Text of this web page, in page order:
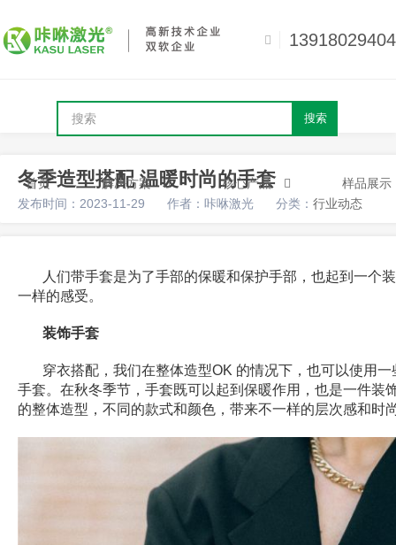
13918029404
搜索
首页 解决方案 核心产品 样品展示
冬季造型搭配 温暖时尚的手套
发布时间：2023-11-29 作者：咔咻激光 分类： 行业动态
人们带手套是为了手部的保暖和保护手部，也起到一个
一样的感受。
装饰手套
穿衣搭配，我们在整体造型OK 的情况下，也可以使用
手套。在秋冬季节，手套既可以起到保暖作用，也是一件装
的整体造型，不同的款式和颜色，带来不一样的层次感和时